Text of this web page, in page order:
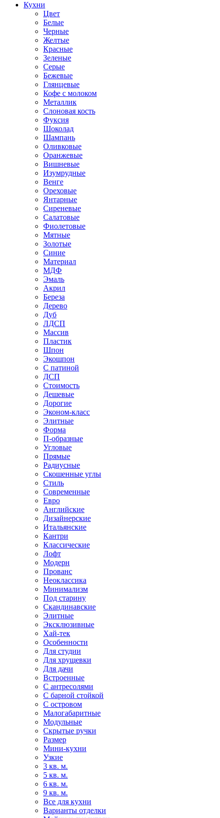
Кухни
Цвет
Белые
Черные
Желтые
Красные
Зеленые
Серые
Бежевые
Глянцевые
Кофе с молоком
Металлик
Слоновая кость
Фуксия
Шоколад
Шампань
Оливковые
Оранжевые
Вишневые
Изумрудные
Венге
Ореховые
Янтарные
Сиреневые
Салатовые
Фиолетовые
Мятные
Золотые
Синие
Материал
МДФ
Эмаль
Акрил
Береза
Дерево
Дуб
ЛДСП
Массив
Пластик
Шпон
Экошпон
С патиной
ДСП
Стоимость
Дешевые
Дорогие
Эконом-класс
Элитные
Форма
П-образные
Угловые
Прямые
Радиусные
Скошенные углы
Стиль
Современные
Евро
Английские
Дизайнерские
Итальянские
Кантри
Классические
Лофт
Модерн
Прованс
Неоклассика
Минимализм
Под старину
Скандинавские
Элитные
Эксклюзивные
Хай-тек
Особенности
Для студии
Для хрущевки
Для дачи
Встроенные
С антресолями
С барной стойкой
С островом
Малогабаритные
Модульные
Скрытые ручки
Размер
Мини-кухни
Узкие
3 кв. м.
5 кв. м.
6 кв. м.
9 кв. м.
Все для кухни
Варианты отделки